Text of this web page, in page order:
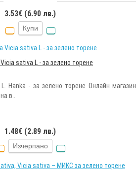
3.53€ (6.90 лв.)
Купи
sativa L - за зелено торене
Hanka - за зелено торене Онлайн магазин
в..
1.48€ (2.89 лв.)
Изчерпано